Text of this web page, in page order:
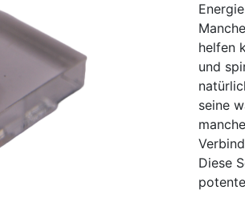
helfen
und
seine
Diese